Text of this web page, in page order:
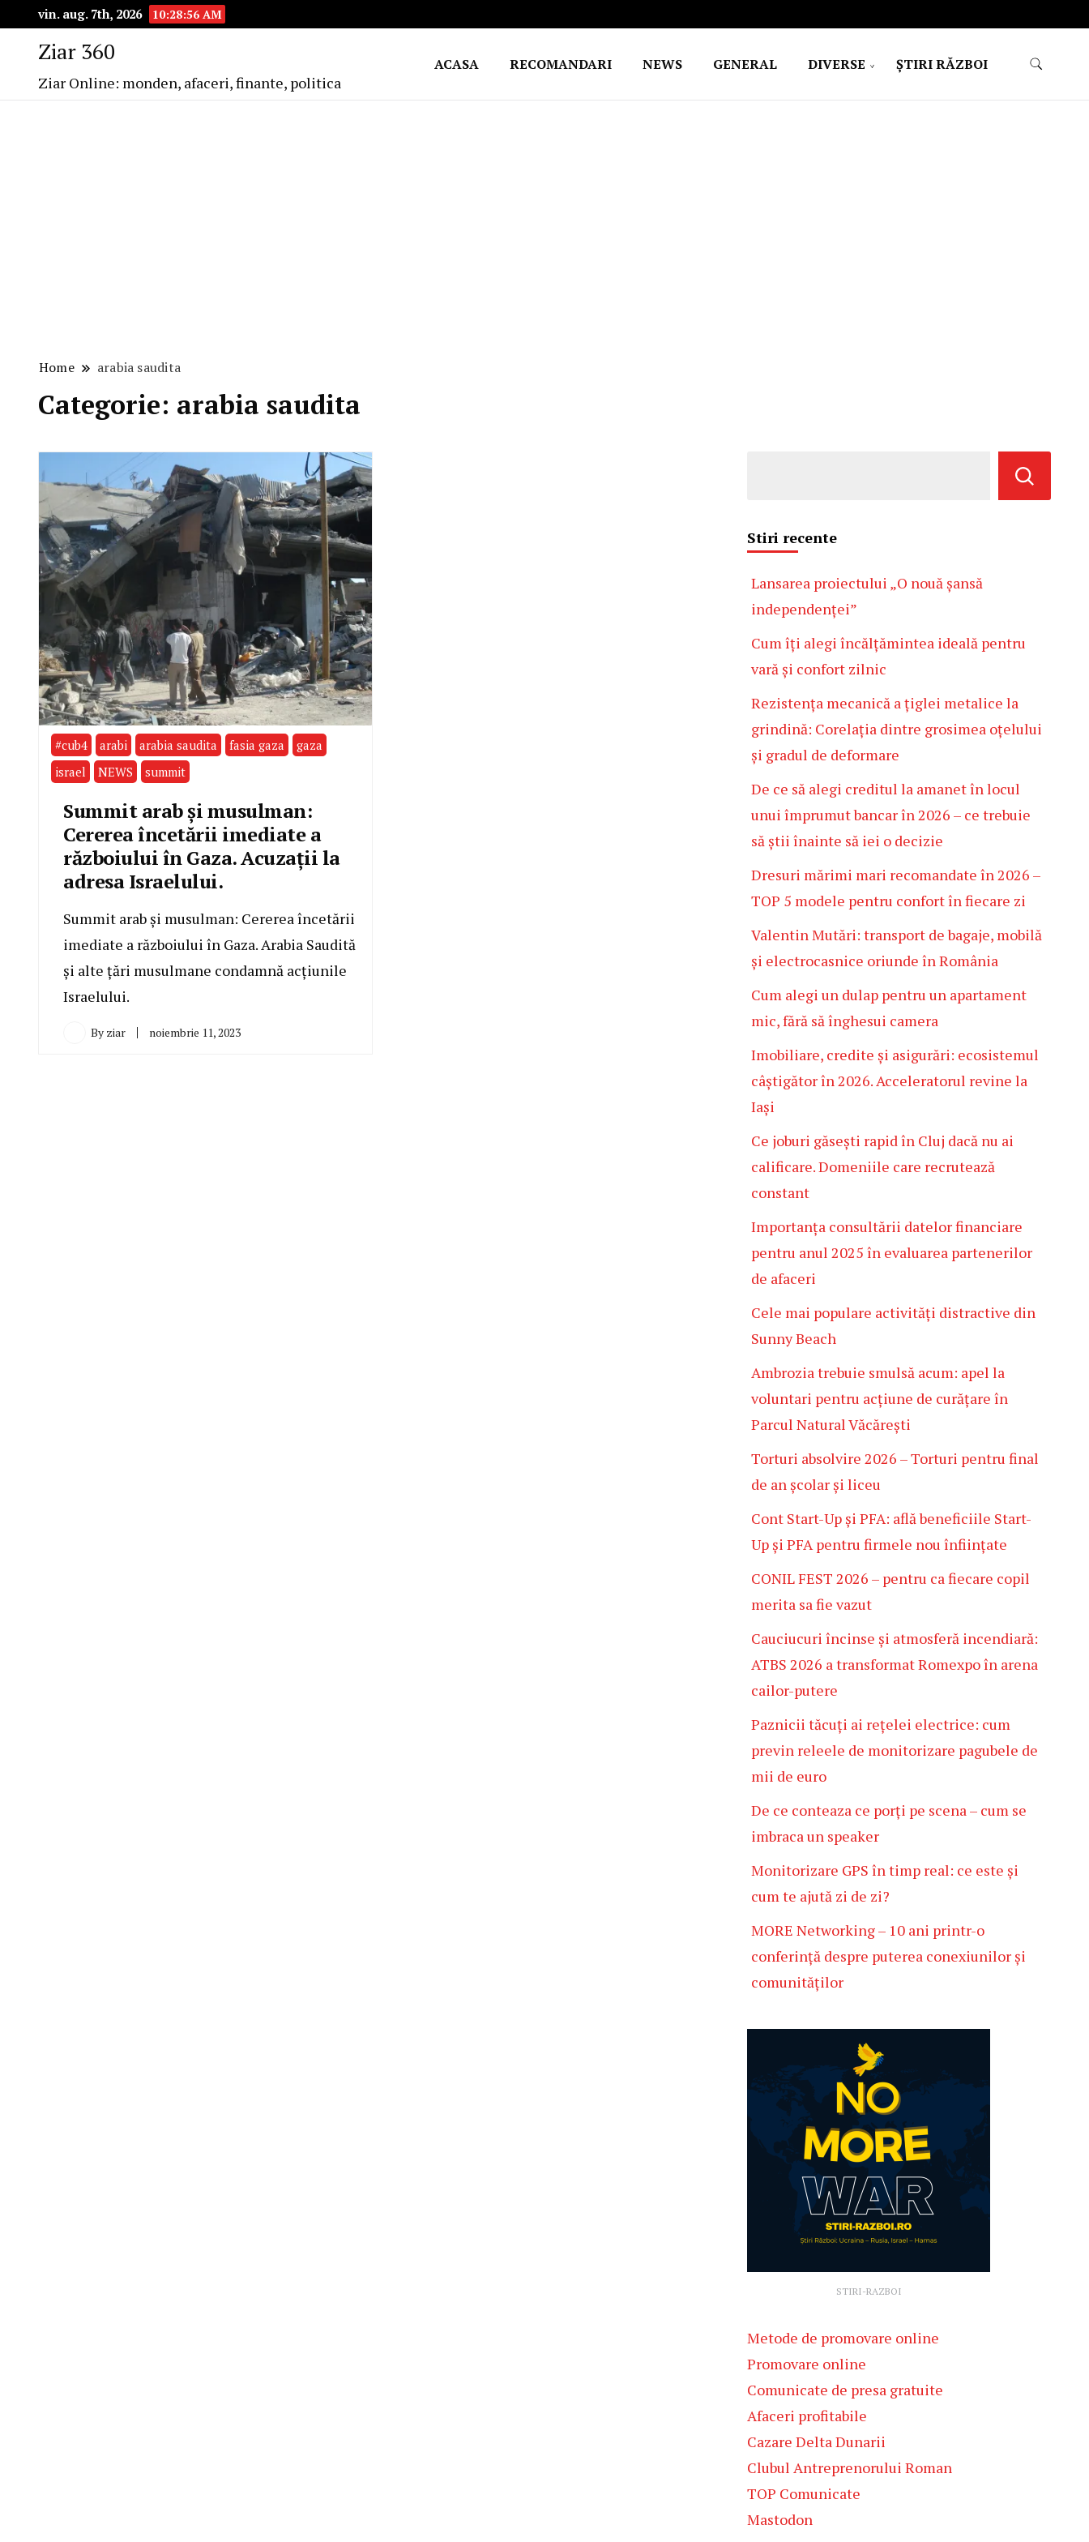
vin. aug. 7th, 2026 10:28:57 AM
Ziar 360
Ziar Online: monden, afaceri, finante, politica
ACASA RECOMANDARI NEWS GENERAL DIVERSE ŞTIRI RĂZBOI
Home arabia saudita
Categorie: arabia saudita
#cub4 arabi arabia saudita fasia gaza
gaza
israel
NEWS summit
Summit arab și musulman:
Cererea încetării imediate a
războiului în Gaza. Acuzații la
adresa Israelului.
Summit arab și musulman: Cererea încetării
imediate a războiului în Gaza. Arabia Saudită
și alte țări musulmane condamnă acțiunile
Israelului.
By ziar noiembrie 11, 2023
Stiri recente
Lansarea proiectului „O nouă șansă
independenței”
Cum îți alegi încălțămintea ideală pentru
vară și confort zilnic
Rezistența mecanică a țiglei metalice la
grindină: Corelația dintre grosimea oțelului
și gradul de deformare
De ce să alegi creditul la amanet în locul
unui împrumut bancar în 2026 – ce trebuie
să știi înainte să iei o decizie
Dresuri mărimi mari recomandate în 2026 –
TOP 5 modele pentru confort în fiecare zi
Valentin Mutări: transport de bagaje, mobilă
și electrocasnice oriunde în România
Cum alegi un dulap pentru un apartament
mic, fără să înghesui camera
Imobiliare, credite și asigurări: ecosistemul
câștigător în 2026. Acceleratorul revine la
Iași
Ce joburi găsești rapid în Cluj dacă nu ai
calificare. Domeniile care recrutează
constant
Importanța consultării datelor financiare
pentru anul 2025 în evaluarea partenerilor
de afaceri
Cele mai populare activități distractive din
Sunny Beach
Ambrozia trebuie smulsă acum: apel la
voluntari pentru acțiune de curățare în
Parcul Natural Văcărești
Torturi absolvire 2026 – Torturi pentru final
de an școlar și liceu
Cont Start-Up și PFA: află beneficiile Start-
Up și PFA pentru firmele nou înființate
CONIL FEST 2026 – pentru ca fiecare copil
merita sa fie vazut
Cauciucuri încinse și atmosferă incendiară:
ATBS 2026 a transformat Romexpo în arena
cailor-putere
Paznicii tăcuți ai rețelei electrice: cum
previn releele de monitorizare pagubele de
mii de euro
De ce conteaza ce porți pe scena – cum se
imbraca un speaker
Monitorizare GPS în timp real: ce este și
cum te ajută zi de zi?
MORE Networking – 10 ani printr-o
conferință despre puterea conexiunilor și
comunităților
STIRI-RAZBOI
Metode de promovare online
Promovare online
Comunicate de presa gratuite
Afaceri profitabile
Cazare Delta Dunarii
Clubul Antreprenorului Roman
TOP Comunicate
Mastodon